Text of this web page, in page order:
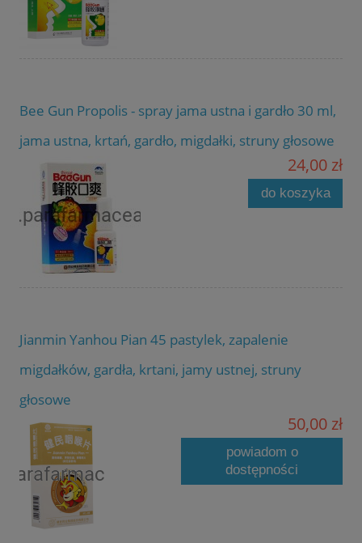
Bee Gun Propolis - spray jama ustna i gardło 30 ml,
jama ustna, krtań, gardło, migdałki, struny głosowe
24,00 zł
do koszyka
Jianmin Yanhou Pian 45 pastylek, zapalenie
migdałków, gardła, krtani, jamy ustnej, struny
głosowe
50,00 zł
powiadom o
dostępności